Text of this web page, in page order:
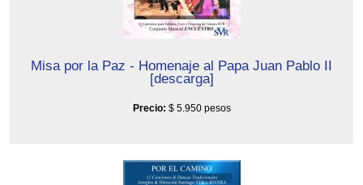
Misa por la Paz - Homenaje al Papa Juan Pablo II
[descarga]
Precio: $ 5.950 pesos